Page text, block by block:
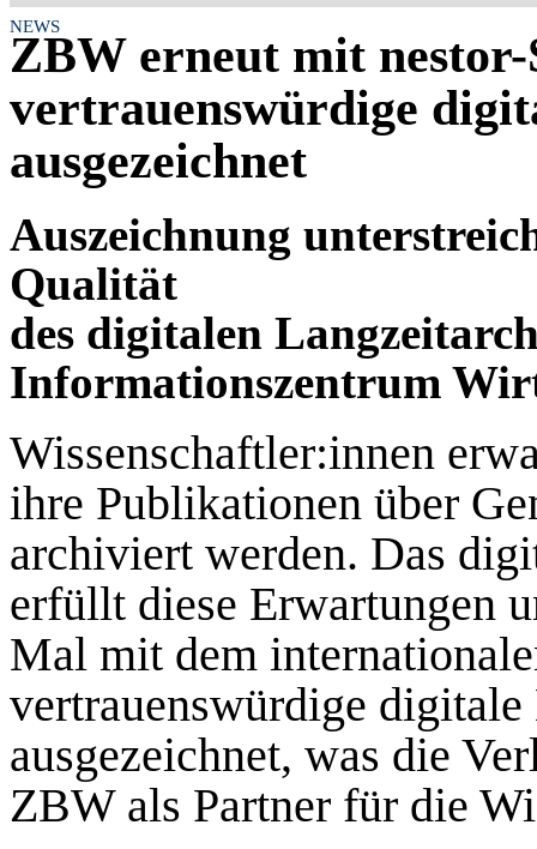
NEWS
ZBW erneut mit
vertrauenswürdige
ausgezeichnet
Auszeichnung
Qualität
des digitalen
Informationszentrum
Wissenschaftler:innen
ihre Publikationen über
archiviert werden. Das
erfüllt diese Erwartungen
Mal mit dem
vertrauenswürdige
ausgezeichnet, was die
ZBW als Partner für die